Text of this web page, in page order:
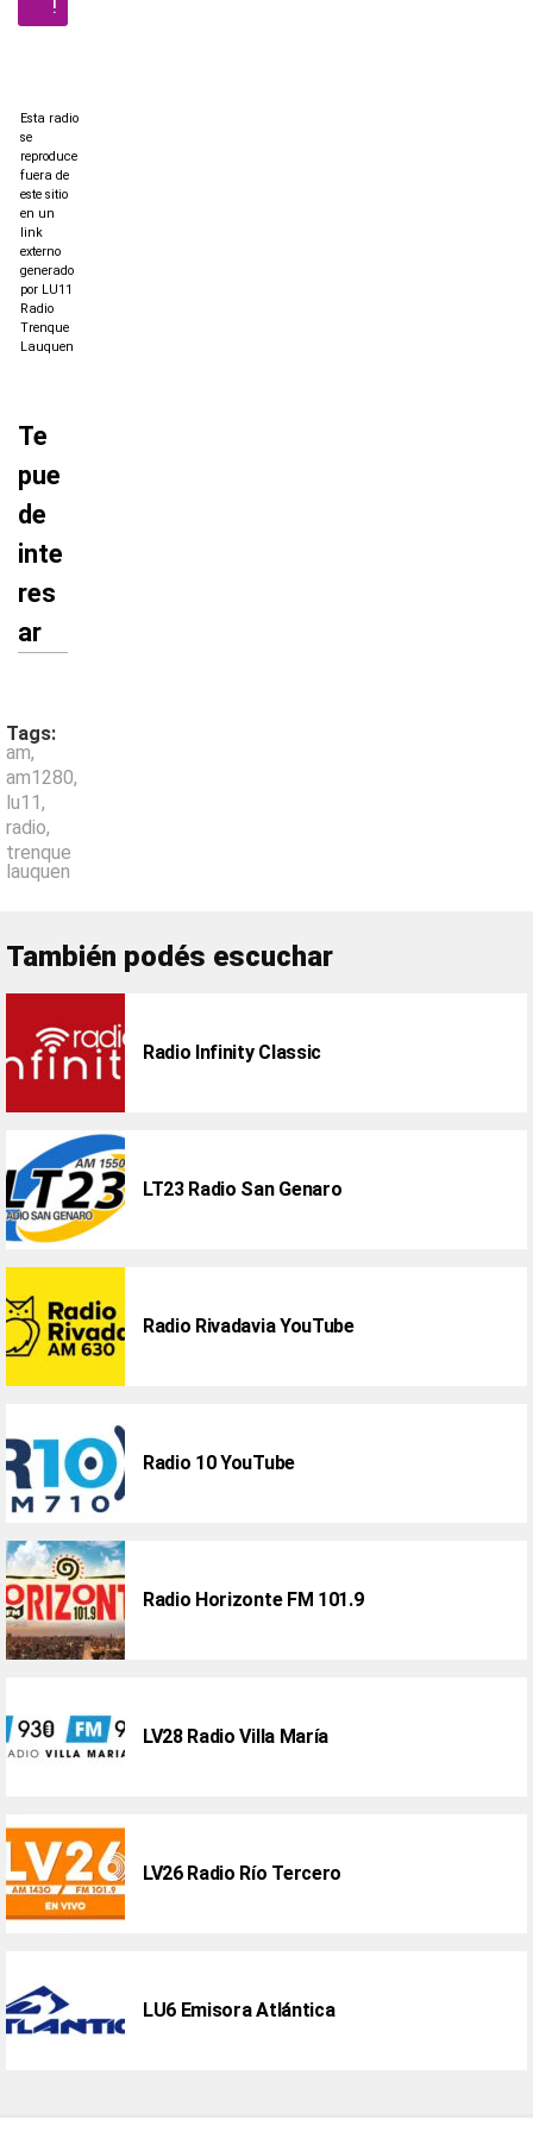
!
Esta radio
se
reproduce
fuera de
este sitio
en un
link
externo
generado
por LU11
Radio
Trenque
Lauquen
Te
pue
de
inte
res
ar
Tags:
am,
am1280,
lu11,
radio,
trenque
lauquen
También podés escuchar
Radio Infinity Classic
LT23 Radio San Genaro
Radio Rivadavia YouTube
Radio 10 YouTube
Radio Horizonte FM 101.9
LV28 Radio Villa María
LV26 Radio Río Tercero
LU6 Emisora Atlántica